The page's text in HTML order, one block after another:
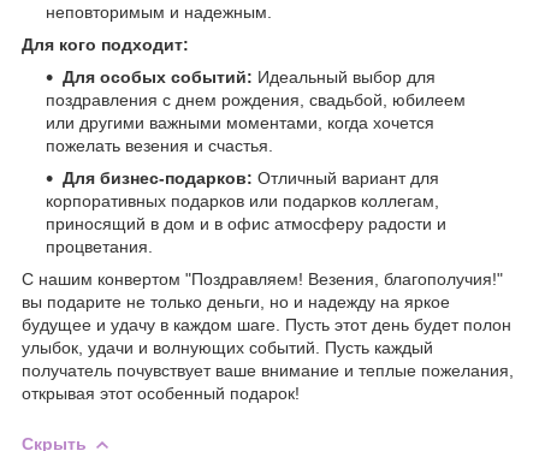
неповторимым и надежным.
Для кого подходит:
Для особых событий: Идеальный выбор для
поздравления с днем рождения, свадьбой, юбилеем
или другими важными моментами, когда хочется
пожелать везения и счастья.
Для бизнес-подарков: Отличный вариант для
корпоративных подарков или подарков коллегам,
приносящий в дом и в офис атмосферу радости и
процветания.
С нашим конвертом "Поздравляем! Везения, благополучия!"
вы подарите не только деньги, но и надежду на яркое
будущее и удачу в каждом шаге. Пусть этот день будет полон
улыбок, удачи и волнующих событий. Пусть каждый
получатель почувствует ваше внимание и теплые пожелания,
открывая этот особенный подарок!
Скрыть